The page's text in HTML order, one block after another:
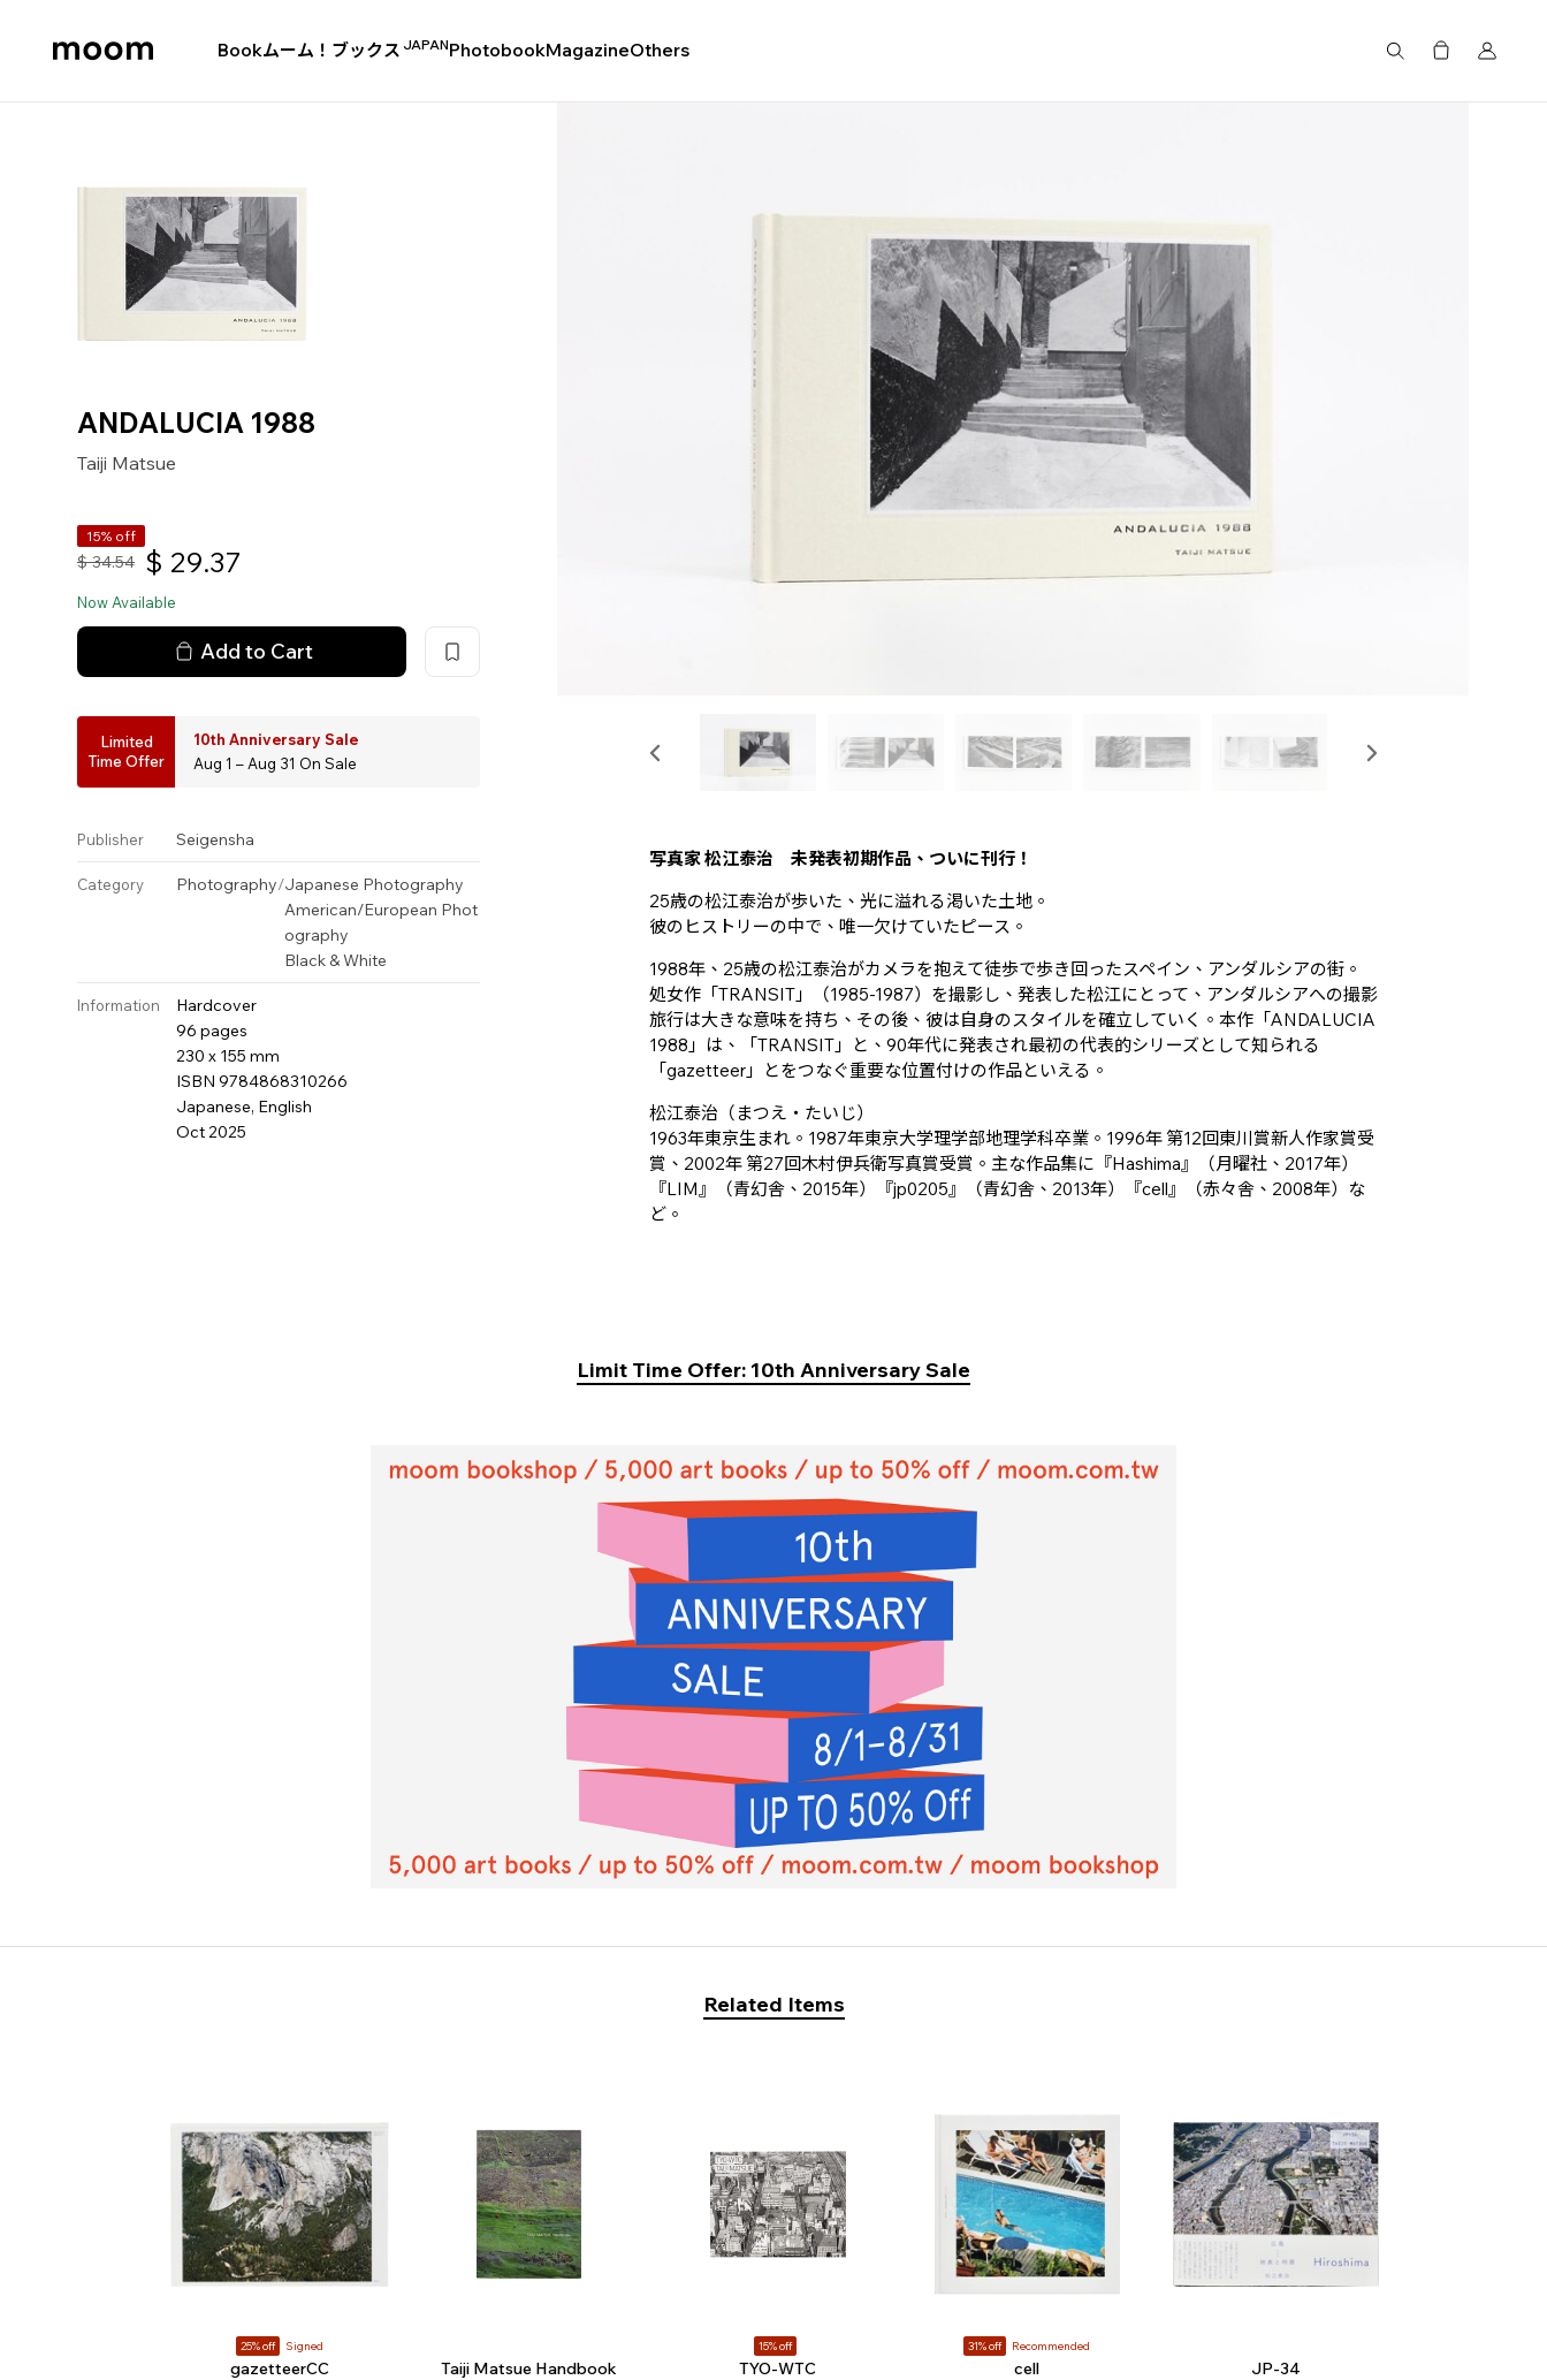
Bookムーム！ブックス JAPANPhotobookMagazineOthers
ANDALUCIA 1988
Taiji Matsue
15% off
$ 34.54 $ 29.37
Now Available
Add to Cart
Limited
Time Offer
10th Anniversary Sale
Aug 1 – Aug 31 On Sale
Publisher Seigensha
Category Photography/Japanese Photography
American/European Phot
ography
Black & White
Information
Hardcover
96 pages
230 x 155 mm
ISBN 9784868310266
Japanese, English
Oct 2025
写真家 松江泰治 未発表初期作品、ついに刊行！
25歳の松江泰治が歩いた、光に溢れる渇いた土地。
彼のヒストリーの中で、唯一欠けていたピース。
1988年、25歳の松江泰治がカメラを抱えて徒歩で歩き回ったスペイン、アンダルシアの街。
処女作「TRANSIT」（1985-1987）を撮影し、発表した松江にとって、アンダルシアへの撮影
旅行は大きな意味を持ち、その後、彼は自身のスタイルを確立していく。本作「ANDALUCIA
1988」は、「TRANSIT」と、90年代に発表され最初の代表的シリーズとして知られる
「gazetteer」とをつなぐ重要な位置付けの作品といえる。
松江泰治（まつえ・たいじ）
1963年東京生まれ。1987年東京大学理学部地理学科卒業。1996年 第12回東川賞新人作家賞受
賞、2002年 第27回木村伊兵衛写真賞受賞。主な作品集に『Hashima』（月曜社、2017年）
『LIM』（青幻舎、2015年）『jp0205』（青幻舎、2013年）『cell』（赤々舎、2008年）な
ど。
Limit Time Offer: 10th Anniversary Sale
Related Items
25% off Signed
gazetteerCC Taiji Matsue Handbook
15% off
TYO-WTC
31% off Recommended
cell JP-34